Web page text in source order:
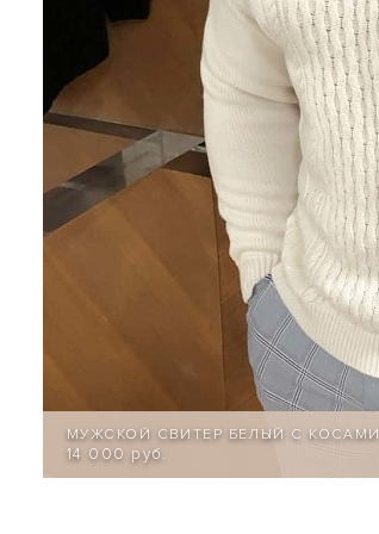
МУЖСКОЙ СВИТЕР БЕЛЫЙ С КОСАМИ
14 000 руб.